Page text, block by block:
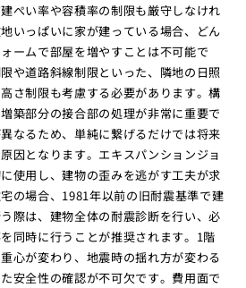
ぺい率や容積率の制限も厳守しなけれ
いっぱいに家が建っている場合、どん
ームで部屋を増やすことは不可能で
や道路斜線制限といった、隣地の日照
さ制限も考慮する必要があります。構
築部分の接合部の処理が非常に重要で
なるため、単純に繋げるだけでは将来
因となります。エキスパンションジョ
使用し、建物の歪みを逃がす工夫が求
の場合、1981年以前の旧耐震基準で建
際は、建物全体の耐震診断を行い、必
同時に行うことが推奨されます。1階
心が変わり、地震時の揺れ方が変わる
安全性の確認が不可欠です。費用面で